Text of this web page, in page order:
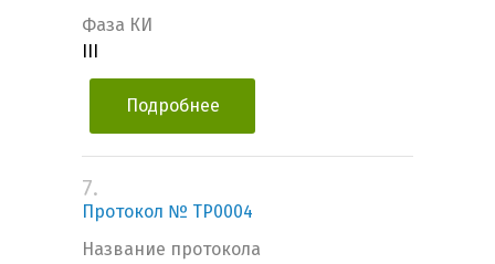
Фаза КИ
Подробнее
7.
Протокол № TP0004
Название протокола